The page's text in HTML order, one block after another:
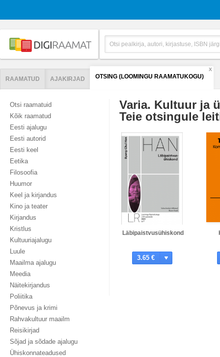
RAAMATUD AJAKIRJAD OTSING (LOOMINGU RAAMATUKOGU)
X
Otsi raamatuid
Kõik raamatud
Eesti ajalugu
Eesti autorid
Eesti keel
Eetika
Filosoofia
Huumor
Keel ja kirjandus
Kino ja teater
Kirjandus
Kristlus
Kultuuriajalugu
Luule
Maailma ajalugu
Meedia
Näitekirjandus
Poliitika
Põnevus ja krimi
Rahvakultuur maailm
Reisikirjad
Sõjad ja sõdade ajalugu
Ühiskonnateadused
Varia. Kultuur ja
Teie otsingule
Läbipaistvusühiskond
3.65 €